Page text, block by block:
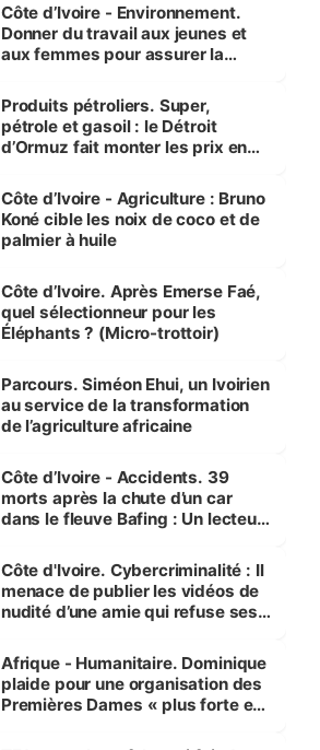
Côte d’Ivoire - Environnement.
Donner du travail aux jeunes et
aux femmes pour assurer la
menacées
Produits pétroliers. Super,
pétrole et gasoil : le Détroit
d’Ormuz fait monter les prix en
Côte d’Ivoire - Agriculture : Bruno
Koné cible les noix de coco et de
palmier à huile
Côte d’Ivoire. Après Emerse Faé,
quel sélectionneur pour les
Éléphants ? (Micro-trottoir)
Parcours. Siméon Ehui, un Ivoirien
au service de la transformation
de l’agriculture africaine
Côte d’Ivoire - Accidents. 39
morts après la chute d’un car
dans le fleuve Bafing : Un lecteur
des Transports
Côte d'Ivoire. Cybercriminalité : Il
menace de publier les vidéos de
nudité d’une amie qui refuse ses
Afrique - Humanitaire. Dominique
plaide pour une organisation des
Premières Dames « plus forte et